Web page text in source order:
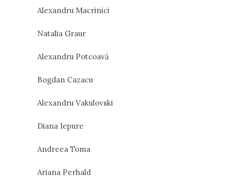
Alexandru Macrinici
Natalia Graur
Alexandru Potcoavă
Bogdan Cazacu
Alexandru Vakulovski
Diana Iepure
Andreea Toma
Ariana Perhald